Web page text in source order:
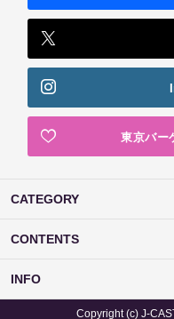
東京バー
CATEGORY
CONTENTS
INFO
Copyright (c) J-